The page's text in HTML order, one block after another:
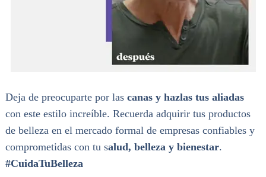
Deja de preocuparte por las canas y hazlas tus aliadas
con este estilo increíble. Recuerda adquirir tus productos
de belleza en el mercado formal de empresas confiables y
comprometidas con tu salud, belleza y bienestar.
#CuidaTuBelleza